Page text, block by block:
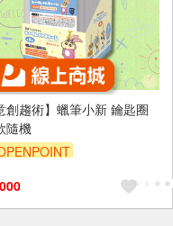
創趨術】蠟筆小新 鑰匙圈
隨機